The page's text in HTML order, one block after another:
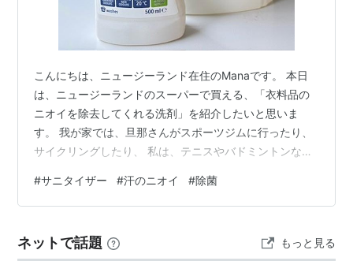
こんにちは、ニュージーランド在住のManaです。 本日
は、ニュージーランドのスーパーで買える、「衣料品の
ニオイを除去してくれる洗剤」を紹介したいと思いま
す。 我が家では、旦那さんがスポーツジムに行ったり、
サイクリングしたり、 私は、テニスやバドミントンなど
日、洗濯機を回わせばいいのですがそうもいかず、1日放
置しただけで、たちまち悪臭を放ちます。 お湯を張った
はスポーツブラとユニクロのブラトップの、アンダーバ
スト部分のニオイが気になります。 洗濯を重ねても、着
#サニタイザー #汗のニオイ #除菌
ネットで話題 もっと見る